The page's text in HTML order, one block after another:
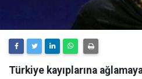
Türkiye kayıplarına